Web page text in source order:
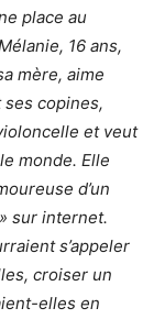
place au
16 ans,
mère, aime
ses copines,
et veut
monde. Elle
d’un
sur internet.
s’appeler
croiser un
elles en